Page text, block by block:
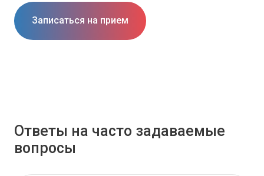
Записаться на прием
Ответы на часто задаваемые
вопросы